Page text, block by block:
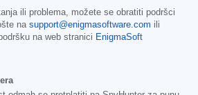
ili problema, možete se obratiti podršci
na support@enigmasoftware.com ili
na web stranici EnigmaSoft